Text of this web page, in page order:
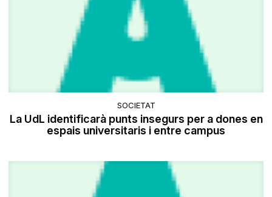
SOCIETAT
La UdL identificarà punts insegurs per a dones en
espais universitaris i entre campus